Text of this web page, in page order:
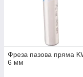
Фреза пазова пряма
6 мм